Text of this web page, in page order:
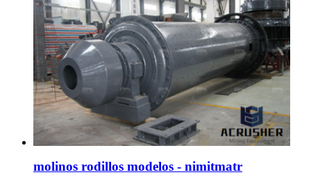
molinos rodillos modelos - nimitmatr